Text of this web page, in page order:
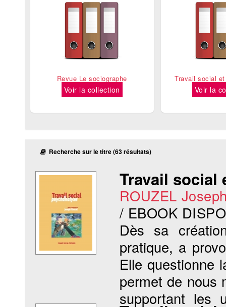
Revue Le sociographe
Voir la collection
Travail social
Voir la
Recherche sur le titre (63 résultats)
Travail social
ROUZEL
/ EBOOK
Dès sa
pratique, a
Elle questionne
permet de nous
supportant les